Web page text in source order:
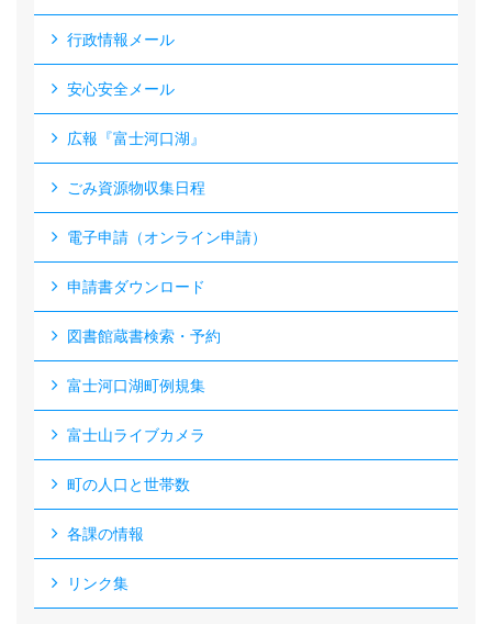
行政情報メール
安心安全メール
広報『富士河口湖』
ごみ資源物収集日程
電子申請（オンライン申請）
申請書ダウンロード
図書館蔵書検索・予約
富士河口湖町例規集
富士山ライブカメラ
町の人口と世帯数
各課の情報
リンク集